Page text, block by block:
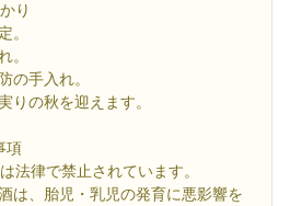
り
。
。
の手入れ。
りの秋を迎えます。
項
法律で禁止されています。
は、胎児・乳児の発育に悪影響を